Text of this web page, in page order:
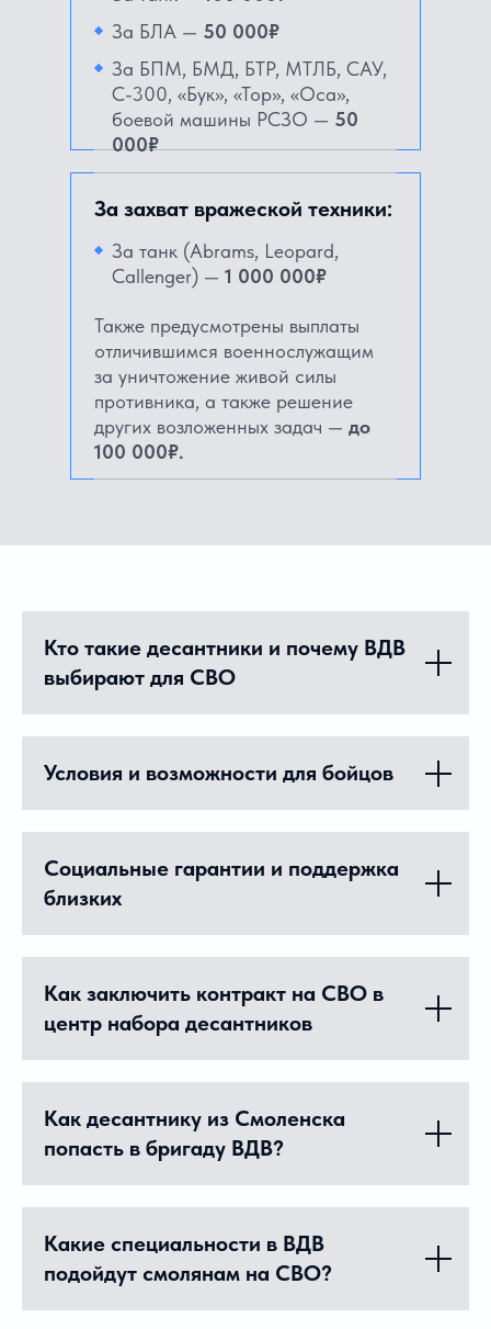
За захват вражеской техники:
За танк (Abrams, Leopard,
Callenger) — 1 000 000₽
Также предусмотрены выплаты
отличившимся военнослужащим
за уничтожение живой силы
противника, а также решение
других возложенных задач — до
100 000₽.
За БЛА — 50 000₽
За БПМ, БМД, БТР, МТЛБ, САУ,
С-300, «Бук», «Тор», «Оса»,
боевой машины РСЗО — 50
000₽
Кто такие десантники и почему ВДВ
выбирают для СВО
Условия и возможности для бойцов
Социальные гарантии и поддержка
близких
Как заключить контракт на СВО в
центр набора десантников
Как десантнику из Смоленска
попасть в бригаду ВДВ?
Какие специальности в ВДВ
подойдут смолянам на СВО?